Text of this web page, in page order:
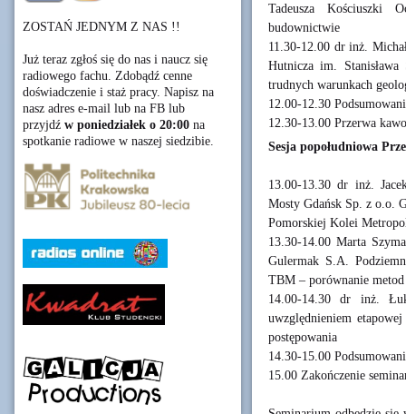
ZOSTAŃ JEDNYM Z NAS !!
Już teraz zgłoś się do nas i naucz się
radiowego fachu. Zdobądź cenne
doświadczenie i staż pracy. Napisz na
nasz adres e-mail lub na FB lub
przyjdź w poniedziałek o 20:00 na
spotkanie radiowe w naszej siedzibie.
Tadeusza Kościuszki
budownictwie
11.30-12.00 dr inż.
Hutnicza im.
trudnych warunkach
12.00-12.30
12.30-13.00 Przerwa
Sesja popołudniowa
13.00-13.30 dr inż.
Mosty Gdańsk Sp. z o.o.
Pomorskiej Kolei
13.30-14.00 Marta
Gulermak S.A.
TBM – porównanie
14.00-14.30 dr inż.
uwzględnieniem
postępowania
14.30-15.00
15.00 Zakończenie